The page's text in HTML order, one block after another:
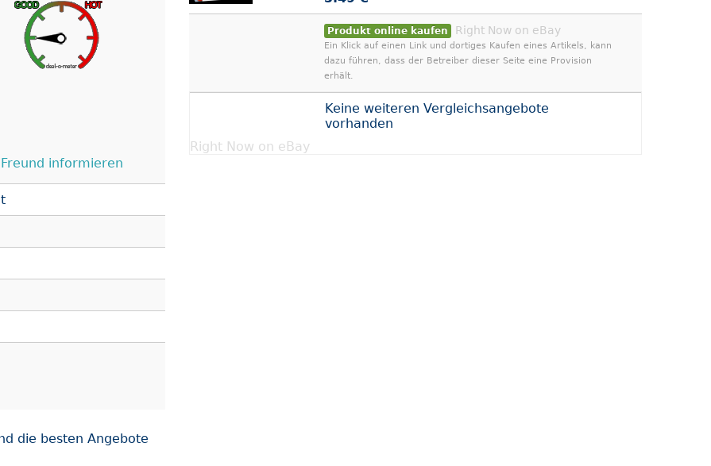
informieren
die besten Angebote
Produkt online kaufen Right Now on eBay
Ein Klick auf einen Link und dortiges Kaufen eines Artikels, kann
dazu führen, dass der Betreiber dieser Seite eine Provision
erhält.
Keine weiteren Vergleichsangebote
vorhanden
Right Now on eBay